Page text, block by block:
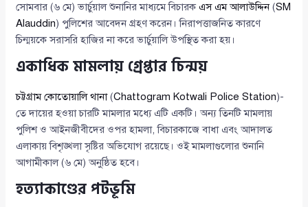
সোমবার (৬ মে) ভার্চুয়াল শুনানির মাধ্যমে বিচারকএস এম আলাউদ্দিন(SM
Alauddin) পুলিশের আবেদন গ্রহণ করেন। নিরাপত্তাজনিত কারণে
চিন্ময়কে সরাসরি হাজির না করে ভার্চুয়ালি উপস্থিত করা হয়।
একাধিক মামলায় গ্রেপ্তার চিন্ময়
চট্টগ্রাম কোতোয়ালি থানা(Chattogram Kotwali Police Station)-
তে দায়ের হওয়া চারটি মামলার মধ্যে এটি একটি। অন্য তিনটি মামলায়
পুলিশ ও আইনজীবীদের ওপর হামলা, বিচারকাজে বাধা এবং আদালত
এলাকায় বিশৃঙ্খলা সৃষ্টির অভিযোগ রয়েছে। ওই মামলাগুলোর শুনানি
আগামীকাল (৬ মে) অনুষ্ঠিত হবে।
হত্যাকাণ্ডের পটভূমি